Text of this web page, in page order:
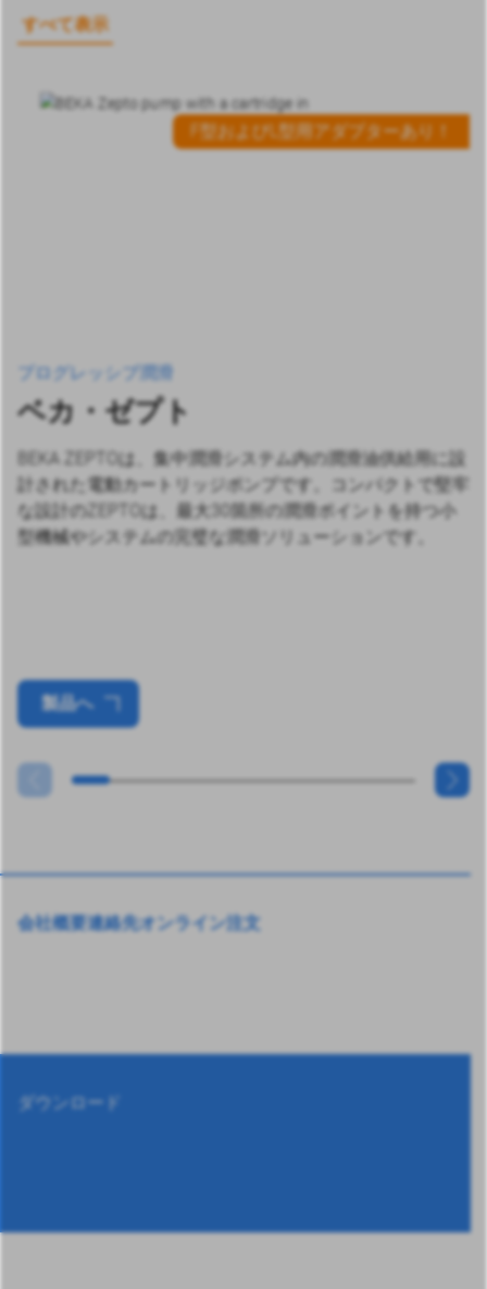
すべて表示
F型およびL型用アダプターあり！
プログレッシブ潤滑
ベカ・ゼプト
BEKA ZEPTOは、集中潤滑システム内の潤滑油供給用に設
計された電動カートリッジポンプです。コンパクトで堅牢
な設計のZEPTOは、最大30箇所の潤滑ポイントを持つ小
型機械やシステムの完璧な潤滑ソリューションです。
製品へ
会社概要連絡先オンライン注文
ダウンロード